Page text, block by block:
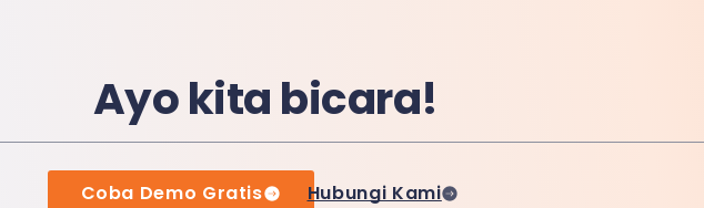
Ayo kita bicara!
Coba Demo Gratis Hubungi Kami